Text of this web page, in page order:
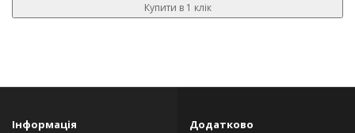
Купити в 1 клік
Інформація Додатково